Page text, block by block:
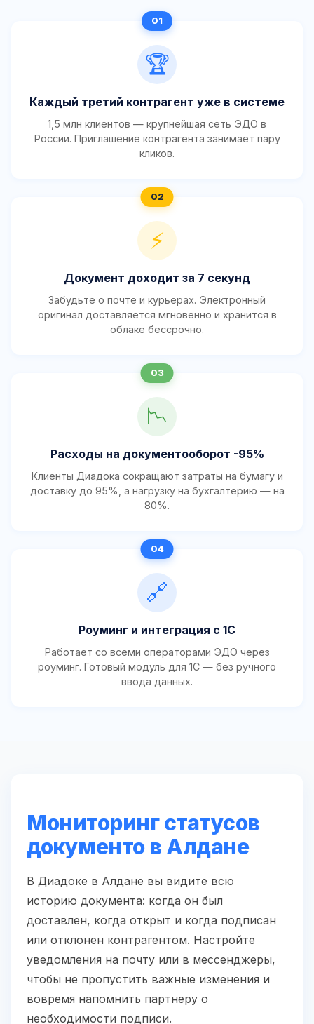
🏆
Каждый третий контрагент уже в системе
1,5 млн клиентов — крупнейшая сеть ЭДО в
России. Приглашение контрагента занимает пару
кликов.
⚡
Документ доходит за 7 секунд
Забудьте о почте и курьерах. Электронный
оригинал доставляется мгновенно и хранится в
облаке бессрочно.
📉
Расходы на документооборот -95%
Клиенты Диадока сокращают затраты на бумагу и
доставку до 95%, а нагрузку на бухгалтерию — на
80%.
🔗
Роуминг и интеграция с 1С
Работает со всеми операторами ЭДО через
роуминг. Готовый модуль для 1С — без ручного
ввода данных.
Мониторинг статусов
документо в Алдане
В Диадоке в Алдане вы видите всю
историю документа: когда он был
доставлен, когда открыт и когда подписан
или отклонен контрагентом. Настройте
уведомления на почту или в мессенджеры,
чтобы не пропустить важные изменения и
вовремя напомнить партнеру о
необходимости подписи.